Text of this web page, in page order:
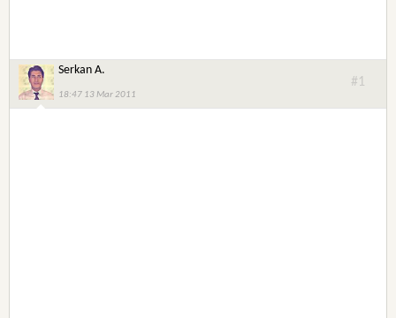
Serkan A.
18:47 13 Mar 2011
#1